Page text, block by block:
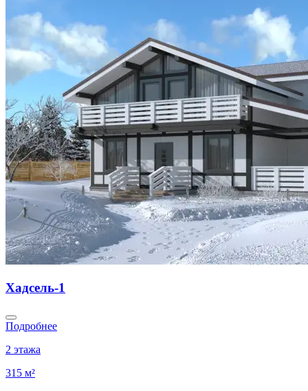
Хадсель-1
Подробнее
2 этажа
315 м²